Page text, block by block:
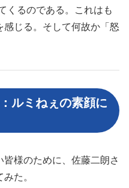
くるのである。これはも
感じる。そして何故か「怒
ルミねぇの素顔に
様のために、佐藤二朗さ
た。